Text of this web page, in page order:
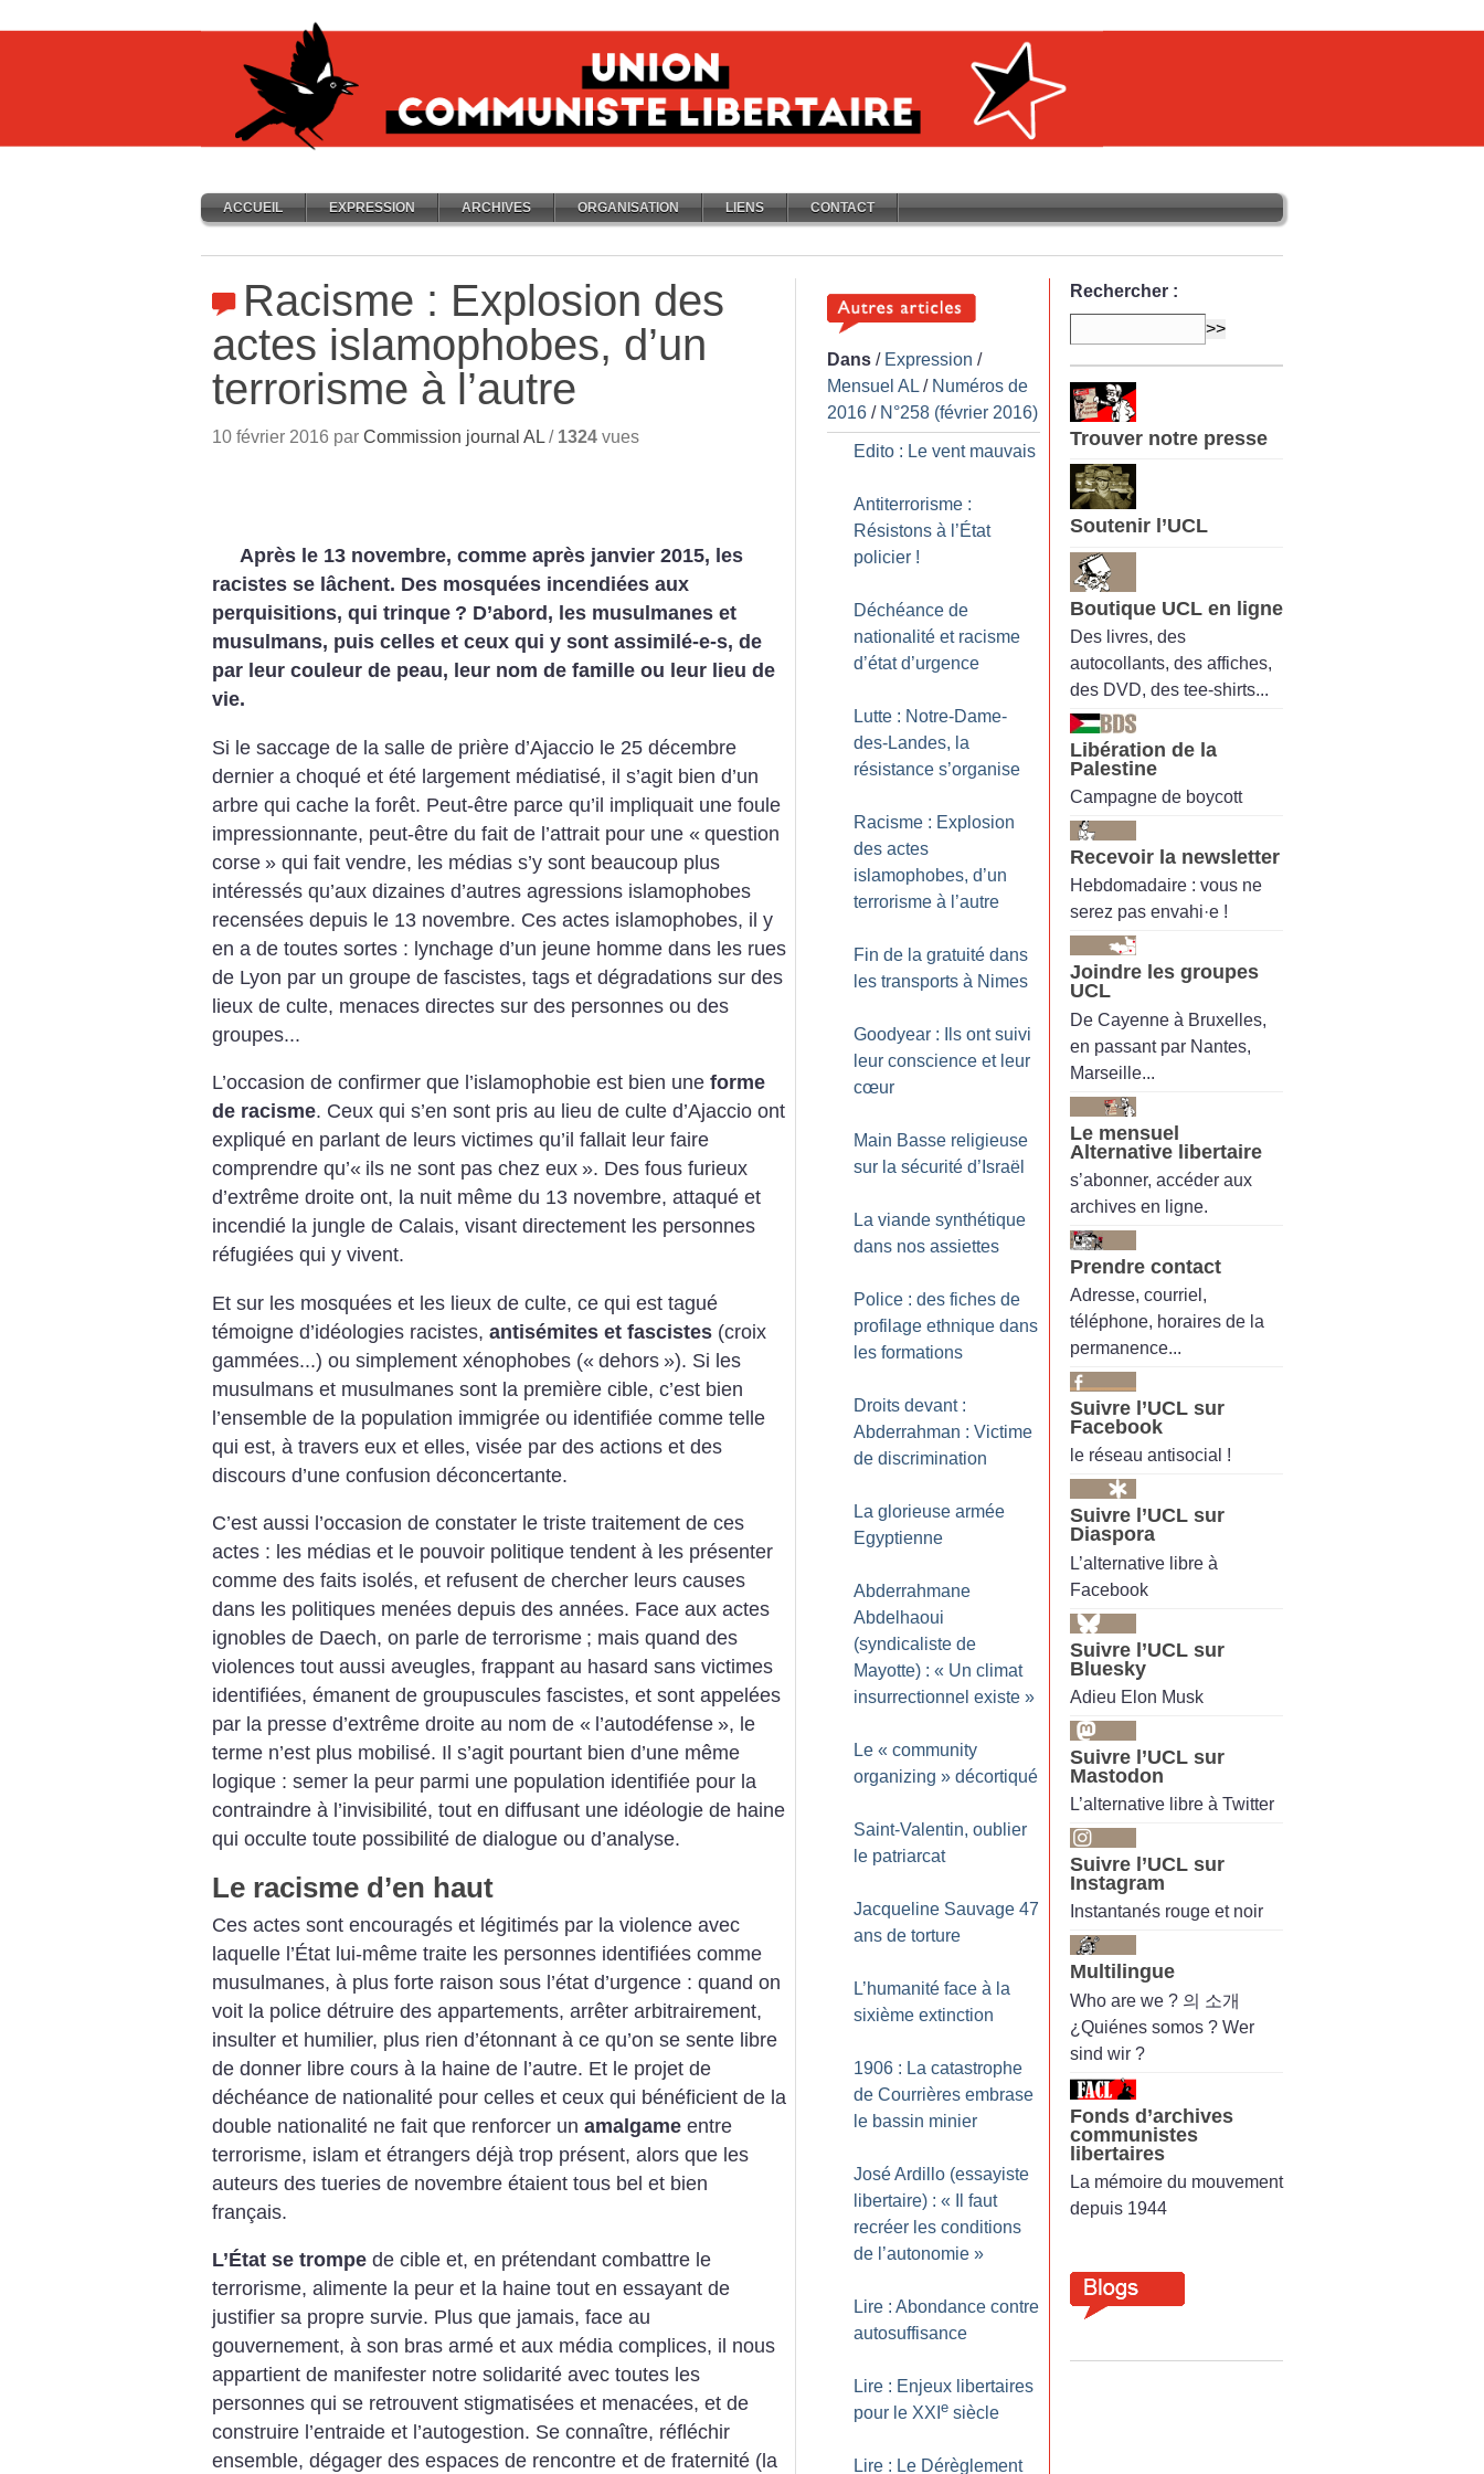
ACCUEIL EXPRESSION ARCHIVES ORGANISATION LIENS CONTACT
Racisme : Explosion des
actes islamophobes, d’un
terrorisme à l’autre
10 février 2016 par Commission journal AL / 1324 vues
Après le 13 novembre, comme après janvier 2015, les
racistes se lâchent. Des mosquées incendiées aux
perquisitions, qui trinque ? D’abord, les musulmanes et
musulmans, puis celles et ceux qui y sont assimilé-e-s, de
par leur couleur de peau, leur nom de famille ou leur lieu de
vie.
Si le saccage de la salle de prière d’Ajaccio le 25 décembre
dernier a choqué et été largement médiatisé, il s’agit bien d’un
arbre qui cache la forêt. Peut-être parce qu’il impliquait une foule
impressionnante, peut-être du fait de l’attrait pour une « question
corse » qui fait vendre, les médias s’y sont beaucoup plus
intéressés qu’aux dizaines d’autres agressions islamophobes
recensées depuis le 13 novembre. Ces actes islamophobes, il y
en a de toutes sortes : lynchage d’un jeune homme dans les rues
de Lyon par un groupe de fascistes, tags et dégradations sur des
lieux de culte, menaces directes sur des personnes ou des
groupes...
L’occasion de confirmer que l’islamophobie est bien une forme
de racisme. Ceux qui s’en sont pris au lieu de culte d’Ajaccio ont
expliqué en parlant de leurs victimes qu’il fallait leur faire
comprendre qu’« ils ne sont pas chez eux ». Des fous furieux
d’extrême droite ont, la nuit même du 13 novembre, attaqué et
incendié la jungle de Calais, visant directement les personnes
réfugiées qui y vivent.
Et sur les mosquées et les lieux de culte, ce qui est tagué
témoigne d’idéologies racistes, antisémites et fascistes (croix
gammées...) ou simplement xénophobes (« dehors »). Si les
musulmans et musulmanes sont la première cible, c’est bien
l’ensemble de la population immigrée ou identifiée comme telle
qui est, à travers eux et elles, visée par des actions et des
discours d’une confusion déconcertante.
C’est aussi l’occasion de constater le triste traitement de ces
actes : les médias et le pouvoir politique tendent à les présenter
comme des faits isolés, et refusent de chercher leurs causes
dans les politiques menées depuis des années. Face aux actes
ignobles de Daech, on parle de terrorisme ; mais quand des
violences tout aussi aveugles, frappant au hasard sans victimes
identifiées, émanent de groupuscules fascistes, et sont appelées
par la presse d’extrême droite au nom de « l’autodéfense », le
terme n’est plus mobilisé. Il s’agit pourtant bien d’une même
logique : semer la peur parmi une population identifiée pour la
contraindre à l’invisibilité, tout en diffusant une idéologie de haine
qui occulte toute possibilité de dialogue ou d’analyse.
Le racisme d’en haut
Ces actes sont encouragés et légitimés par la violence avec
laquelle l’État lui-même traite les personnes identifiées comme
musulmanes, à plus forte raison sous l’état d’urgence : quand on
voit la police détruire des appartements, arrêter arbitrairement,
insulter et humilier, plus rien d’étonnant à ce qu’on se sente libre
de donner libre cours à la haine de l’autre. Et le projet de
déchéance de nationalité pour celles et ceux qui bénéficient de la
double nationalité ne fait que renforcer un amalgame entre
terrorisme, islam et étrangers déjà trop présent, alors que les
auteurs des tueries de novembre étaient tous bel et bien
français.
L’État se trompe de cible et, en prétendant combattre le
terrorisme, alimente la peur et la haine tout en essayant de
justifier sa propre survie. Plus que jamais, face au
gouvernement, à son bras armé et aux média complices, il nous
appartient de manifester notre solidarité avec toutes les
personnes qui se retrouvent stigmatisées et menacées, et de
construire l’entraide et l’autogestion. Se connaître, réfléchir
ensemble, dégager des espaces de rencontre et de fraternité (la
Dans / Expression /
Mensuel AL / Numéros de
2016 / N°258 (février 2016)
Edito : Le vent mauvais
Antiterrorisme :
Résistons à l’État
policier !
Déchéance de
nationalité et racisme
d’état d’urgence
Lutte : Notre-Dame-
des-Landes, la
résistance s’organise
Racisme : Explosion
des actes
islamophobes, d’un
terrorisme à l’autre
Fin de la gratuité dans
les transports à Nimes
Goodyear : Ils ont suivi
leur conscience et leur
cœur
Main Basse religieuse
sur la sécurité d’Israël
La viande synthétique
dans nos assiettes
Police : des fiches de
profilage ethnique dans
les formations
Droits devant :
Abderrahman : Victime
de discrimination
La glorieuse armée
Egyptienne
Abderrahmane
Abdelhaoui
(syndicaliste de
Mayotte) : « Un climat
insurrectionnel existe »
Le « community
organizing » décortiqué
Saint-Valentin, oublier
le patriarcat
Jacqueline Sauvage 47
ans de torture
L’humanité face à la
sixième extinction
1906 : La catastrophe
de Courrières embrase
le bassin minier
José Ardillo (essayiste
libertaire) : «
Il faut
recréer les conditions
de l’autonomie »
Lire : Abondance contre
autosuffisance
Lire : Enjeux libertaires
pour le XXI e siècle
Lire : Le Dérèglement
Rechercher :
Trouver notre presse
Soutenir l’UCL
Boutique UCL en ligne
Des livres, des
autocollants, des affiches,
des DVD, des tee-shirts...
Libération de la
Palestine
Campagne de boycott
Recevoir la newsletter
Hebdomadaire : vous ne
serez pas envahi·e !
Joindre les groupes
UCL
De Cayenne à Bruxelles,
en passant par Nantes,
Marseille...
Le mensuel
Alternative libertaire
s’abonner, accéder aux
archives en ligne.
Prendre contact
Adresse, courriel,
téléphone, horaires de la
permanence...
Suivre l’UCL sur
Facebook
le réseau antisocial !
Suivre l’UCL sur
Diaspora
L’alternative libre à
Facebook
Suivre l’UCL sur
Bluesky
Adieu Elon Musk
Suivre l’UCL sur
Mastodon
L’alternative libre à Twitter
Suivre l’UCL sur
Instagram
Instantanés rouge et noir
Multilingue
Who are we ? 의 소개
¿Quiénes somos ? Wer
sind wir ?
Fonds d’archives
communistes
libertaires
La mémoire du mouvement
depuis 1944